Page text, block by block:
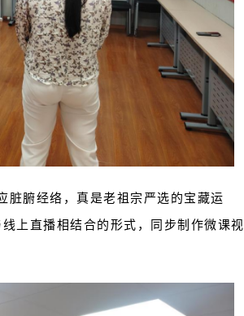
脏腑经络，真是老祖宗严选的宝藏运
上直播相结合的形式，同步制作微课视